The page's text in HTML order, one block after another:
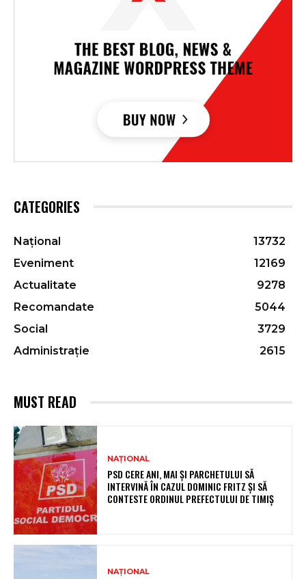
CATEGORIES
Național
13732
Eveniment
12169
Actualitate
9278
Recomandate
5044
Social
3729
Administrație
2615
MUST READ
NAȚIONAL
PSD CERE ANI, MAI ȘI PARCHETULUI SĂ
INTERVINĂ ÎN CAZUL DOMINIC FRITZ ȘI SĂ
CONTESTE ORDINUL PREFECTULUI DE TIMIȘ
NAȚIONAL